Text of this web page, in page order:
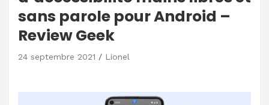
sans parole pour Android –
Review Geek
24 septembre 2021 Lionel